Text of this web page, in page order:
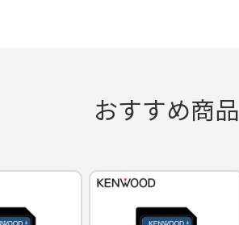
おすすめ商品